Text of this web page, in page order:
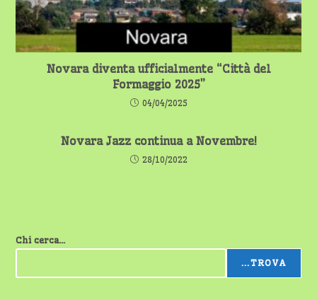
Novara diventa ufficialmente “Città del
Formaggio 2025”
04/04/2025
Novara Jazz continua a Novembre!
28/10/2022
Chi cerca...
...TROVA